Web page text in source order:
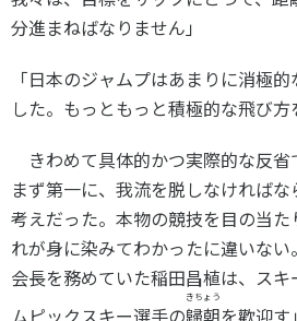
分進まねばなりません」
「日本のジャムプはあまりに消極
した。もっともっと積極的な飛び方
きわめて具体的かつ実際的な反省
まず第一に、我流を脱しなければ
考えだった。本物の競技を目の当
れが身に染みてわかったに違いな
会長を務めていた稲田昌植は、ス
ムピックスキー選手の歸朝
きちょう
を歡迎す